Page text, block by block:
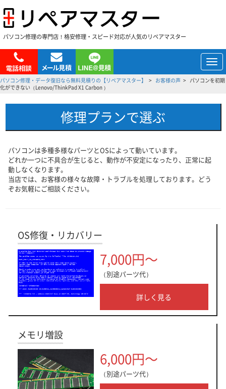
パソコン修理の専門店！格安修理・スピード対応が人気のリペアマスター
メ
ニ
ュ
パソコン修理・データ復旧なら無料見積りの【リペアマスター】 お客様の声
パソコンを初期
化ができない（Lenovo/ThinkPad X1 Carbon ）
修理プランで選ぶ
パソコンは多種多様なパーツとOSによって動いています。
どれか一つに不具合が生じると、動作が不安定になったり、正常に起
動しなくなります。
当店では、お客様の様々な故障・トラブルを処理しております。どう
ぞお気軽にご相談ください。
OS修復・リカバリー
7,000円～
（別途パーツ代）
詳しく見る
メモリ増設
6,000円～
（別途パーツ代）